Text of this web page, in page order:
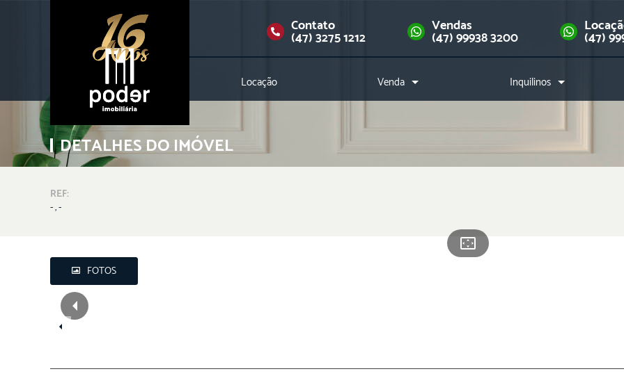
Contato
(47) 3275 1212
Vendas
(47) 99938 3200 (47)
Locação Venda Inquilinos
Downloads
DETALHES DO IMÓVEL
REF:
- , -
FOTOS